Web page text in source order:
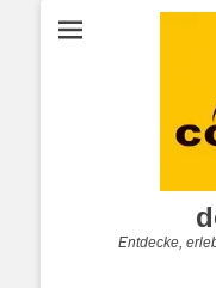
Entdecke,